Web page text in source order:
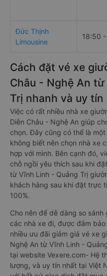
Đức Thịnh
Limousine
18:50
Cách đặt vé xe
Châu - Nghệ An
Trị nhanh và uy tín
Việc có rất nhiều nhà xe
Diễn Châu - Nghệ An giúp
chọn. Đây cũng có thể là
không biết nên chọn nhà xe
hợp với mình. Bên cạnh đó,
chỗ ngồi yêu thích sau khi
từ Vĩnh Linh - Quảng Trị
khách hàng sau khi đặt trực
100%.
Cho nên để dễ dàng so
các nhà xe đi, được đảm
nhiều ưu đãi giảm giá vé xe
Nghệ An từ Vĩnh Linh -
tại website Vexere.com- Hệ
lượng, và uy tín nhất tại Việt